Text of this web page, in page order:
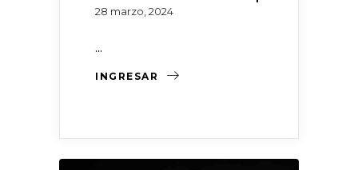
28 marzo, 2024
...
INGRESAR